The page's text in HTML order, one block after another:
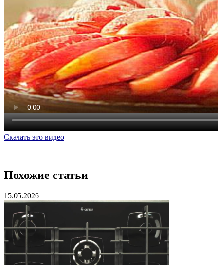
Скачать это видео
Похожие статьи
15.05.2026